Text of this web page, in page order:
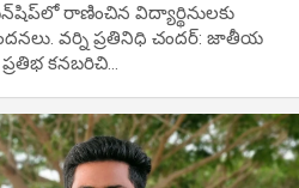
రాణించిన విద్యార్థినులకు
వర్ని ప్రతినిధి చందర్: జాతీయ
కనబరిచి…